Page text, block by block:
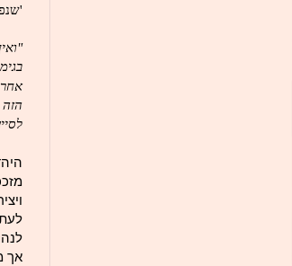
'
הזה
אך